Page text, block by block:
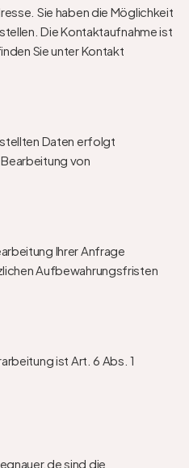
Sie haben die Möglichkeit
Die Kontaktaufnahme ist
Sie unter Kontakt
Daten erfolgt
von
Ihrer Anfrage
Aufbewahrungsfristen
ist Art. 6 Abs. 1
sind die